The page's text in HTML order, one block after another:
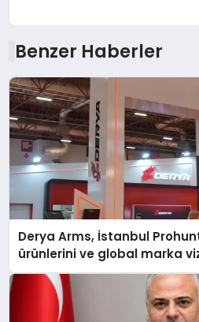
Benzer Haberler
Derya Arms, İstanbul
ürünlerini ve global marka